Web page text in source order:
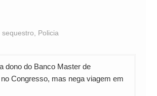
sequestro, Policia
dono do Banco Master de
Congresso, mas nega viagem em